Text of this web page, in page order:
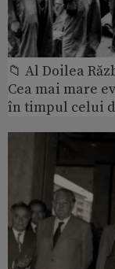
📁 Al Doilea
Cea mai mare
în timpul celui